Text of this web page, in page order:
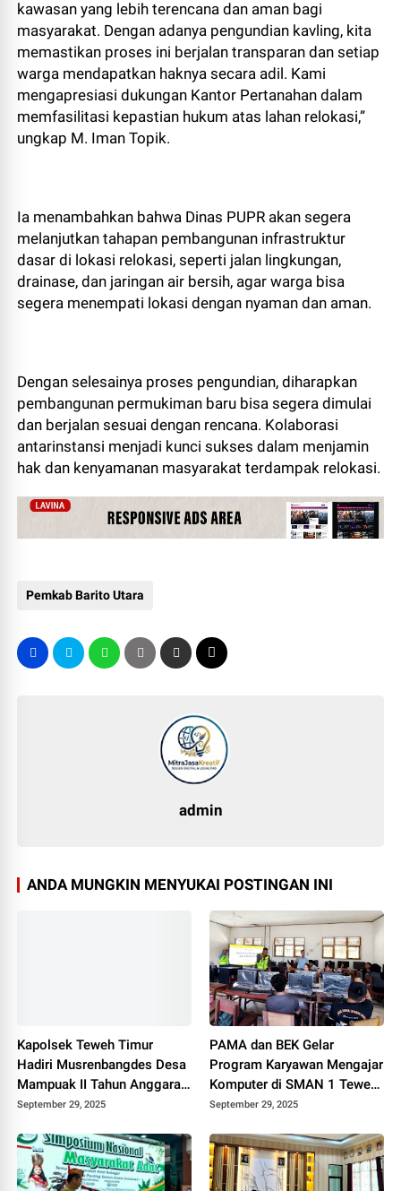
kawasan yang lebih terencana dan aman bagi
masyarakat. Dengan adanya pengundian kavling, kita
memastikan proses ini berjalan transparan dan setiap
warga mendapatkan haknya secara adil. Kami
mengapresiasi dukungan Kantor Pertanahan dalam
memfasilitasi kepastian hukum atas lahan relokasi,”
ungkap M. Iman Topik.
Ia menambahkan bahwa Dinas PUPR akan segera
melanjutkan tahapan pembangunan infrastruktur
dasar di lokasi relokasi, seperti jalan lingkungan,
drainase, dan jaringan air bersih, agar warga bisa
segera menempati lokasi dengan nyaman dan aman.
Dengan selesainya proses pengundian, diharapkan
pembangunan permukiman baru bisa segera dimulai
dan berjalan sesuai dengan rencana. Kolaborasi
antarinstansi menjadi kunci sukses dalam menjamin
hak dan kenyamanan masyarakat terdampak relokasi.
Pemkab Barito Utara
admin
ANDA MUNGKIN MENYUKAI POSTINGAN INI
Kapolsek Teweh Timur
Hadiri Musrenbangdes Desa
Mampuak II Tahun Anggaran
2026
September 29, 2025
PAMA dan BEK Gelar
Program Karyawan Mengajar
Komputer di SMAN 1 Teweh
Timur
September 29, 2025